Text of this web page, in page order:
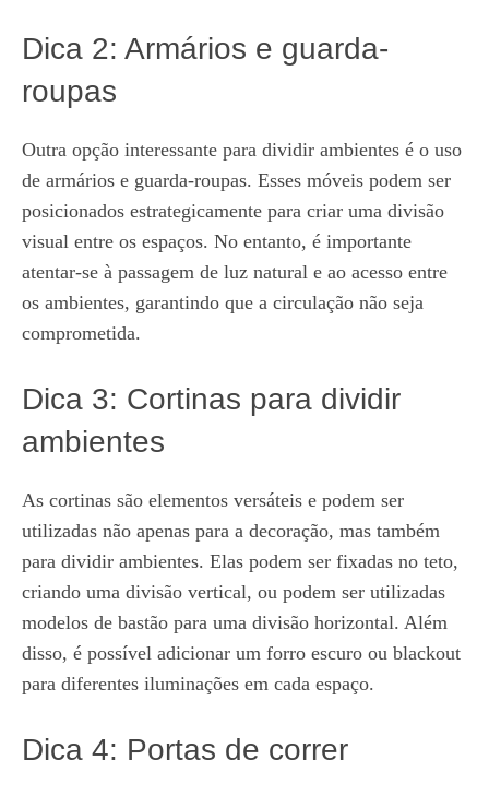
Dica 2: Armários e guarda-
roupas
Outra opção interessante para dividir ambientes é o uso
de armários e guarda-roupas. Esses móveis podem ser
posicionados estrategicamente para criar uma divisão
visual entre os espaços. No entanto, é importante
atentar-se à passagem de luz natural e ao acesso entre
os ambientes, garantindo que a circulação não seja
comprometida.
Dica 3: Cortinas para dividir
ambientes
As cortinas são elementos versáteis e podem ser
utilizadas não apenas para a decoração, mas também
para dividir ambientes. Elas podem ser fixadas no teto,
criando uma divisão vertical, ou podem ser utilizadas
modelos de bastão para uma divisão horizontal. Além
disso, é possível adicionar um forro escuro ou blackout
para diferentes iluminações em cada espaço.
Dica 4: Portas de correr